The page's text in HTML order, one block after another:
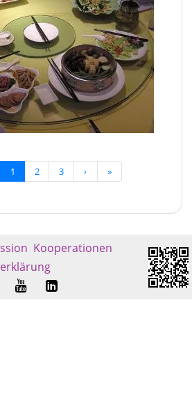
1 2 3 › »
Kooperationen